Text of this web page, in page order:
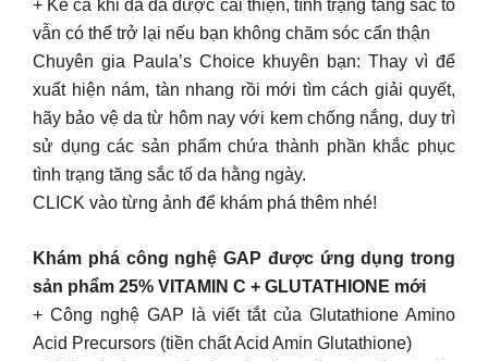
+ Kể cả khi da đã được cải thiện, tình trạng tăng sắc tố
vẫn có thể trở lại nếu bạn không chăm sóc cẩn thận
Chuyên gia Paula’s Choice khuyên bạn: Thay vì để
xuất hiện nám, tàn nhang rồi mới tìm cách giải quyết,
hãy bảo vệ da từ hôm nay với kem chống nắng, duy trì
sử dụng các sản phẩm chứa thành phần khắc phục
tình trạng tăng sắc tố da hằng ngày.
CLICK vào từng ảnh để khám phá thêm nhé!
Khám phá công nghệ GAP được ứng dụng trong
sản phẩm 25% VITAMIN C + GLUTATHIONE mới
+ Công nghệ GAP là viết tắt của Glutathione Amino
Acid Precursors (tiền chất Acid Amin Glutathione)